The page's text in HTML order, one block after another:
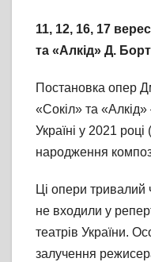
11, 12, 16, 17
та «Алкід» Д.
Постановка опер
«Сокіл» та
Україні у 2021
народження
Ці опери тривалий
не входили у
театрів України.
залучення